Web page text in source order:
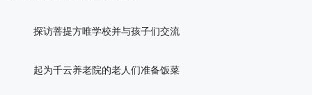
探访菩提方唯学校并与孩子们交流
起为千云养老院的老人们准备饭菜